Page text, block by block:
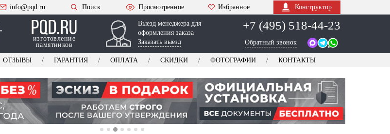
info@pqd.ru Поиск Просмотренное Избранное Конструктор
изготовление
памятников
Выезд менеджера для
оформления заказа
Заказать выезд
+7 (495) 518-44-23
Обратный звонок
ОТЗЫВЫ ГАРАНТИЯ ОПЛАТА СКИДКИ ФОТОГРАФИИ КОНТАКТЫ